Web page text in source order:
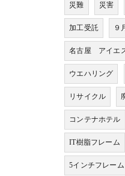
災難 災害
加工受託 ９
名古屋 アイエ
ウエハリング
リサイクル
コンテナホテル
IT樹脂フレーム
5インチフレーム